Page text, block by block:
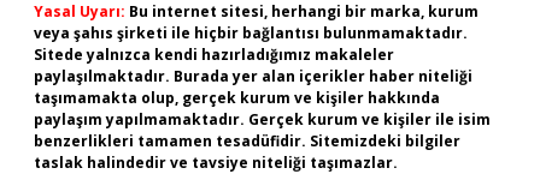
Yasal Uyarı: Bu internet sitesi, herhangi bir marka, kurum
veya şahıs şirketi ile hiçbir bağlantısı bulunmamaktadır.
Sitede yalnızca kendi hazırladığımız makaleler
paylaşılmaktadır. Burada yer alan içerikler haber niteliği
taşımamakta olup, gerçek kurum ve kişiler hakkında
paylaşım yapılmamaktadır. Gerçek kurum ve kişiler ile isim
benzerlikleri tamamen tesadüfidir. Sitemizdeki bilgiler
taslak halindedir ve tavsiye niteliği taşımazlar.